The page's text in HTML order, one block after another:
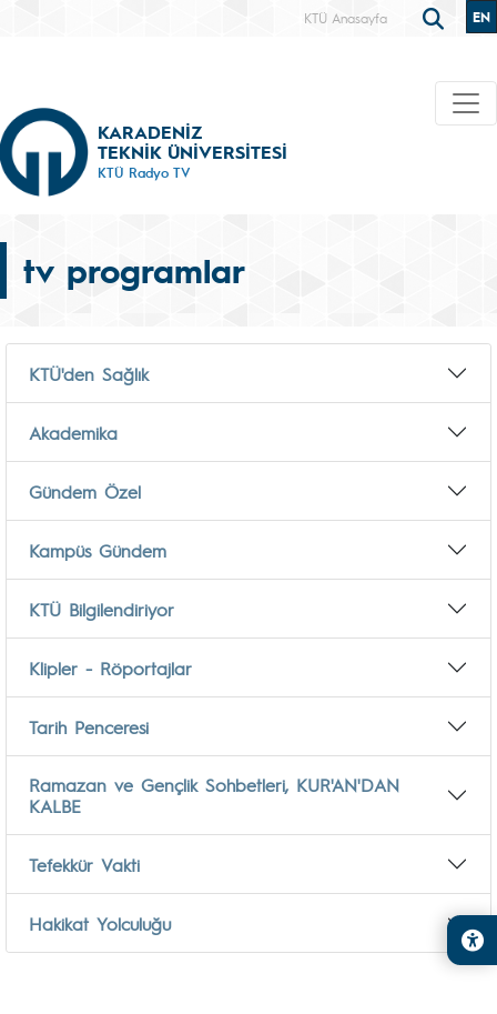
KTÜ Anasayfa EN
KARADENİZ
TEKNİK ÜNİVERSİTESİ
KTÜ Radyo TV
tv programlar
KTÜ'den Sağlık
Akademika
Gündem Özel
Kampüs Gündem
KTÜ Bilgilendiriyor
Klipler - Röportajlar
Tarih Penceresi
Ramazan ve Gençlik Sohbetleri, KUR'AN'DAN
KALBE
Tefekkür Vakti
Hakikat Yolculuğu